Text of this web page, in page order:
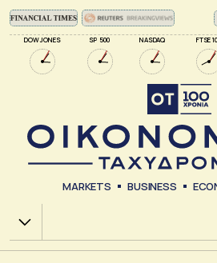
DOW JONES SP 500 NASDAQ FTSE
MARKETS BUSINESS
Χ.Α.